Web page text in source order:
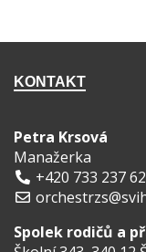
KONTAKT
Petra Krsová
Manažerka
+420 733 237
Spolek rodičů a